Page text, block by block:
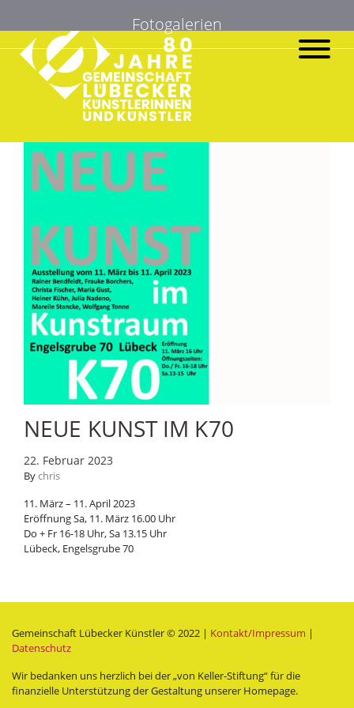
Fotogalerien
NEUE KUNST IM K70
22. Februar 2023
Bychris
11. März – 11. April 2023
Eröffnung Sa, 11. März 16.00 Uhr
Do + Fr 16-18 Uhr, Sa 13.15 Uhr
Lübeck, Engelsgrube 70
Gemeinschaft Lübecker Künstler © 2022 | Kontakt/Impressum |
Datenschutz
Wir bedanken uns herzlich bei der „von Keller-Stiftung“ für die
finanzielle Unterstützung der Gestaltung unserer Homepage.